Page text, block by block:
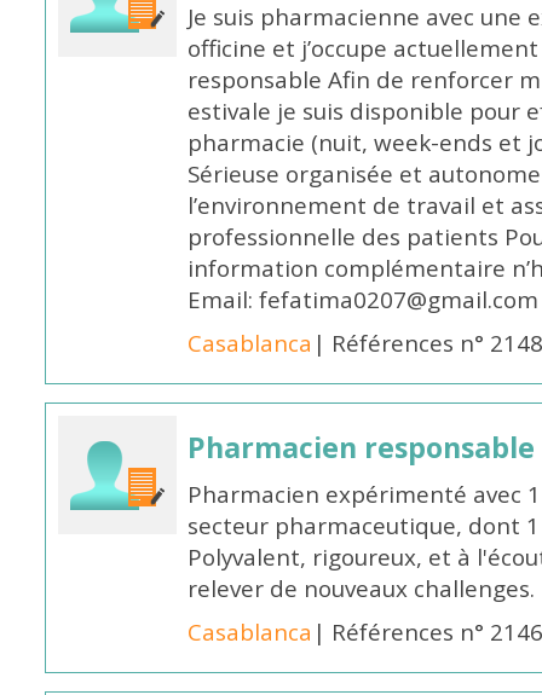
Je suis pharmacienne avec
officine et j’occupe
responsable Afin de renforcer
estivale je suis disponible pour
pharmacie (nuit, week-ends et
Sérieuse organisée et
l’environnement de travail et
professionnelle des patients
information complémentaire
Email: fefatima0207@gmail.com
Casablanca | Références n°
Pharmacien responsable
Pharmacien expérimenté avec
secteur pharmaceutique, dont
Polyvalent, rigoureux, et à
relever de nouveaux
Casablanca | Références n°